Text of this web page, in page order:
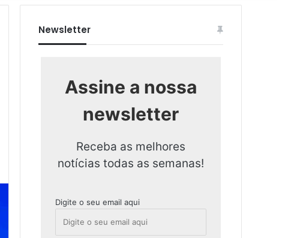
Newsletter
Assine a nossa
newsletter
Receba as melhores
notícias todas as semanas!
Digite o seu email aqui